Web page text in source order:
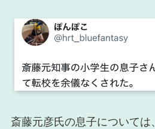
斎藤元彦氏の息子については